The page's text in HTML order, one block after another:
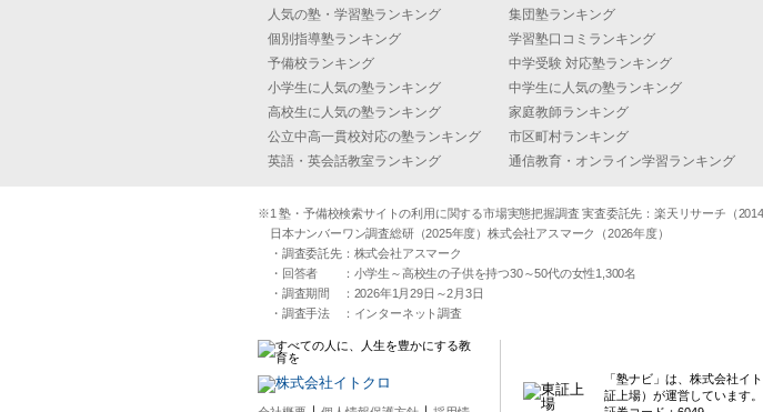
人気の塾・学習塾ランキング
集団塾ランキング
個別指導塾ランキング
学習塾口コミランキング
予備校ランキング
中学受験 対応塾ランキング
小学生に人気の塾ランキング
中学生に人気の塾ランキング
高校生に人気の塾ランキング
家庭教師ランキング
公立中高一貫校対応の塾ランキング
市区町村ランキング
英語・英会話教室ランキング
通信教育・オンライン学習ランキング
※1 塾・予備校検索サイトの利用に関する市場実態把握調査 実査委託先：楽天リサーチ（
日本ナンバーワン調査総研（2025年度）株式会社アスマーク（2026年度）
・調査委託先：株式会社アスマーク
・回答者 ：小学生～高校生の子供を持つ30～50代の女性1,300名
・調査期間 ：2026年1月29日～2月3日
・調査手法 ：インターネット調査
「塾ナビ」は、株式会社イ
証上場）が運営しています。